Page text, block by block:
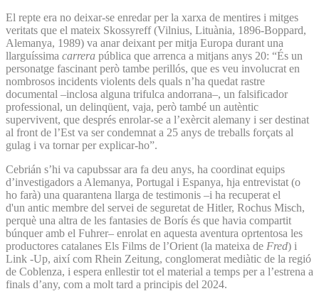
El repte era no deixar-se enredar per la xarxa de mentires i mitges
veritats que el mateix Skossyreff (Vilnius, Lituània, 1896-Boppard,
Alemanya, 1989) va anar deixant per mitja Europa durant una
llarguíssima carrera pública que arrenca a mitjans anys 20: “És un
personatge fascinant però tambe perillós, que es veu involucrat en
nombrosos incidents violents dels quals n’ha quedat rastre
documental –inclosa alguna trifulca andorrana–, un falsificador
professional, un delinqüent, vaja, però també un autèntic
supervivent, que després enrolar-se a l’exèrcit alemany i ser destinat
al front de l’Est va ser condemnat a 25 anys de treballs forçats al
gulag i va tornar per explicar-ho”.
Cebrián s’hi va capubssar ara fa deu anys, ha coordinat equips
d’investigadors a Alemanya, Portugal i Espanya, hja entrevistat (o
ho farà) una quarantena llarga de testimonis –i ha recuperat el
d'un antic membre del servei de seguretat de Hitler, Rochus Misch,
perquè una altra de les fantasies de Borís és que havia compartit
búnquer amb el Fuhrer– enrolat en aquesta aventura oprtentosa les
productores catalanes Els Films de l’Orient (la mateixa de Fred) i
Link -Up, així com Rhein Zeitung, conglomerat mediàtic de la regió
de Coblenza, i espera enllestir tot el material a temps per a l’estrena a
finals d’any, com a molt tard a principis del 2024.